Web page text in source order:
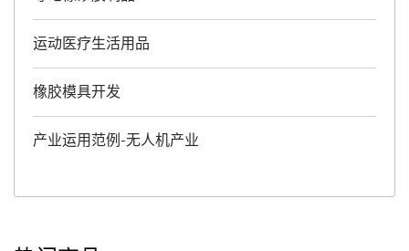
运动医疗生活用品
橡胶模具开发
产业运用范例-无人机产业